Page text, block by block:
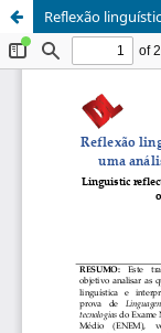
Reflexão